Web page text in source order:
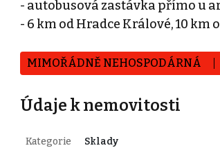
- autobusová zastávka přímo u
- 6 km od Hradce Králové, 10 km
MIMOŘÁDNĚ NEHOSPODÁRNÁ
Údaje k nemovitosti
Kategorie Sklady